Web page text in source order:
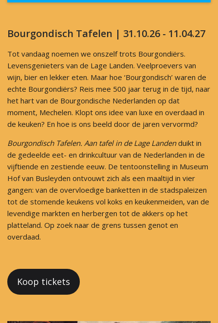
Bourgondisch Tafelen | 31.10.26 - 11.04.27
Tot vandaag noemen we onszelf trots Bourgondiërs.
Levensgenieters van de Lage Landen. Veelproevers van
wijn, bier en lekker eten. Maar hoe ‘Bourgondisch’ waren de
echte Bourgondiërs? Reis mee 500 jaar terug in de tijd, naar
het hart van de Bourgondische Nederlanden op dat
moment, Mechelen. Klopt ons idee van luxe en overdaad in
de keuken? En hoe is ons beeld door de jaren vervormd?
Bourgondisch Tafelen. Aan tafel in de Lage Landenduikt in
de gedeelde eet- en drinkcultuur van de Nederlanden in de
vijftiende en zestiende eeuw. De tentoonstelling in Museum
Hof van Busleyden ontvouwt zich als een maaltijd in vier
gangen: van de overvloedige banketten in de stadspaleizen
tot de stomende keukens vol koks en keukenmeiden, van de
levendige markten en herbergen tot de akkers op het
platteland. Op zoek naar de grens tussen genot en
overdaad.
Koop tickets